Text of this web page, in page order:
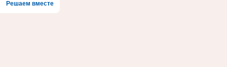
Решаем вместе